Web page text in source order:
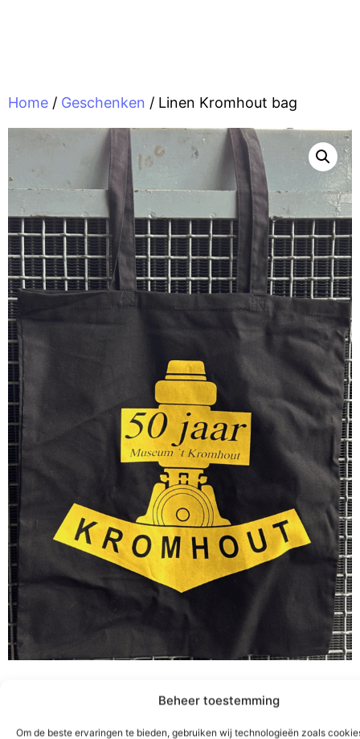
Beheer toestemming
Om de beste ervaringen te bieden, gebruiken wij technologieën zoals
Home / Geschenken / Linen Kromhout bag
Linen Kromhout bag